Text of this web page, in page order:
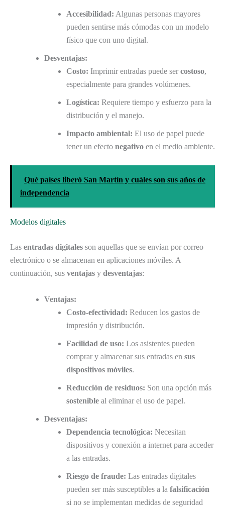
Accesibilidad: Algunas personas mayores
pueden sentirse más cómodas con un modelo
físico que con uno digital.
Desventajas:
Costo: Imprimir entradas puede ser costoso,
especialmente para grandes volúmenes.
Logística: Requiere tiempo y esfuerzo para la
distribución y el manejo.
Impacto ambiental: El uso de papel puede
tener un efecto negativo en el medio ambiente.
Qué países liberó San Martín y cuáles son sus años de
independencia
Modelos digitales
Las entradas digitales son aquellas que se envían por correo
electrónico o se almacenan en aplicaciones móviles. A
continuación, sus ventajas y desventajas:
Ventajas:
Costo-efectividad: Reducen los gastos de
impresión y distribución.
Facilidad de uso: Los asistentes pueden
comprar y almacenar sus entradas en sus
dispositivos móviles.
Reducción de residuos: Son una opción más
sostenible al eliminar el uso de papel.
Desventajas:
Dependencia tecnológica: Necesitan
dispositivos y conexión a internet para acceder
a las entradas.
Riesgo de fraude: Las entradas digitales
pueden ser más susceptibles a la falsificación
si no se implementan medidas de seguridad